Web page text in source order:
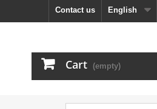
English
Contact us
Cart (empty)